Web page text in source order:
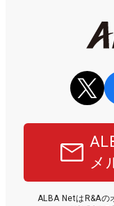
メ
ALBA NetはR&Aの